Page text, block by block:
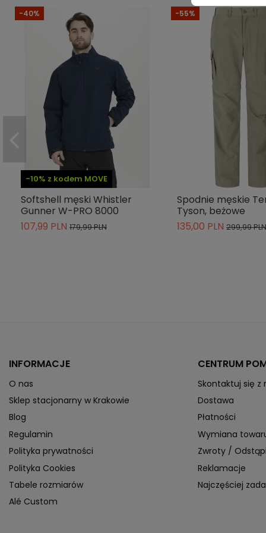
Wiatroszczelność
Wodoodporność
5015766 - 680
7333019851466
» Podmiot odpowiedzialny
-10% z kodem MOVE
-40%
Softshell męski Whistler
Gunner W-PRO 8000
107,99 PLN 179,99 PLN
-55%
Spodnie męskie
Tyson, beżowe
135,00 PLN 299,99 PLN
INFORMACJE
O nas
Sklep stacjonarny w Krakowie
Blog
Regulamin
Polityka prywatności
Polityka Cookies
Tabele rozmiarów
Alé Custom
CENTRUM
Skontaktuj się z
Dostawa
Płatności
Wymiana
Zwroty /
Reklamacje
Najczęściej